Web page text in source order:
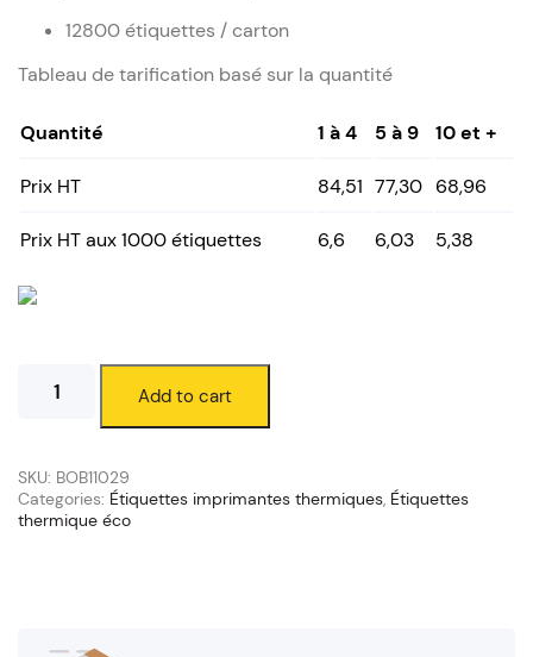
12800 étiquettes / carton
Tableau de tarification basé sur la quantité
Quantité 1 à 4 5 à 9 10 et +
Prix HT 84,51 77,30 68,96
Prix HT aux 1000 étiquettes 6,6 6,03 5,38
thermique
x
60
mm
Add to cart
SKU: BOB11029
Categories: Étiquettes imprimantes thermiques, Étiquettes
thermique éco